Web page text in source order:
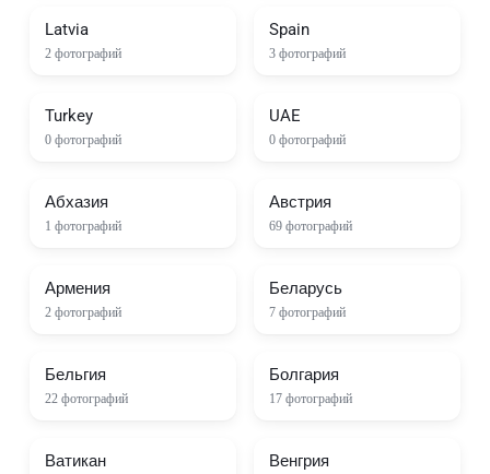
Latvia
2 фотографий
Spain
3 фотографий
Turkey
0 фотографий
UAE
0 фотографий
Абхазия
1 фотографий
Австрия
69 фотографий
Армения
2 фотографий
Беларусь
7 фотографий
Бельгия
22 фотографий
Болгария
17 фотографий
Ватикан Венгрия